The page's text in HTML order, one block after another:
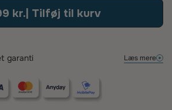
kr. | Tilføj til kurv
garanti Læs mere
vi en løsning, der sikrer, at du bliver glad.